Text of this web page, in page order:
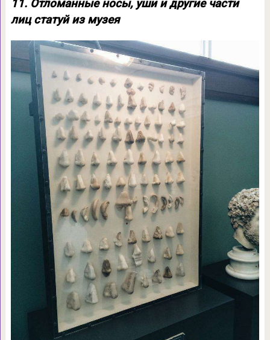
11. Отломанные носы, уши и другие части
лиц статуй из музея